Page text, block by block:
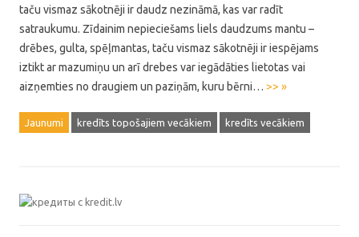
taču vismaz sākotnēji ir daudz nezināmā, kas var radīt
satraukumu. Zīdainim nepieciešams liels daudzums mantu –
drēbes, gulta, spēļmantas, taču vismaz sākotnēji ir iespējams
iztikt ar mazumiņu un arī drebes var iegādāties lietotas vai
aizņemties no draugiem un paziņām, kuru bērni… >> »
Jaunumi kredīts topošajiem vecākiem kredīts vecākiem